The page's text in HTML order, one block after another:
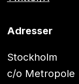
Adresser
Stockholm
c/o Metropole